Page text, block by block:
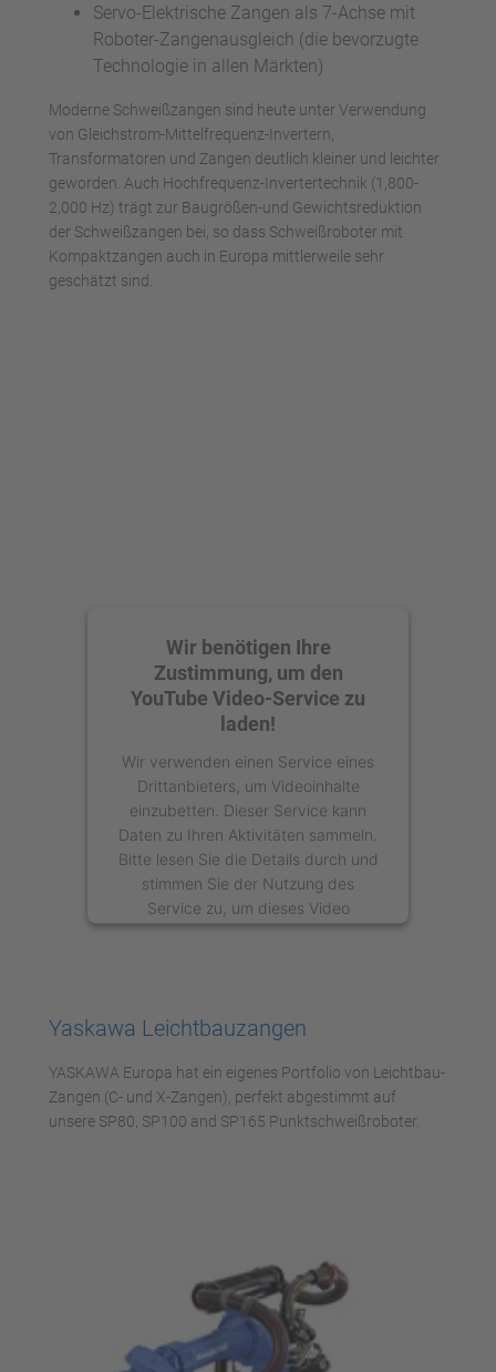
Servo-Elektrische Zangen als 7-Achse mit
Roboter-Zangenausgleich (die bevorzugte
Technologie in allen Märkten)
Moderne Schweißzangen sind heute unter Verwendung
von Gleichstrom-Mittelfrequenz-Invertern,
Transformatoren und Zangen deutlich kleiner und leichter
geworden. Auch Hochfrequenz-Invertertechnik (1,800-
2,000 Hz) trägt zur Baugrößen-und Gewichtsreduktion
der Schweißzangen bei, so dass Schweißroboter mit
Kompaktzangen auch in Europa mittlerweile sehr
geschätzt sind.
Wir benötigen Ihre
Zustimmung, um den
YouTube Video-Service zu
laden!
Wir verwenden einen Service eines
Drittanbieters, um Videoinhalte
einzubetten. Dieser Service kann
Daten zu Ihren Aktivitäten sammeln.
Bitte lesen Sie die Details durch und
stimmen Sie der Nutzung des
Service zu, um dieses Video
anzusehen.
powered byUsercentrics Consent
Management Platform
Yaskawa Leichtbauzangen
YASKAWA Europa hat ein eigenes Portfolio von Leichtbau-
Zangen (C- und X-Zangen), perfekt abgestimmt auf
unsere SP80, SP100 and SP165 Punktschweißroboter.